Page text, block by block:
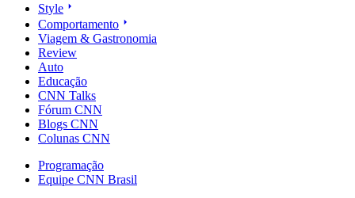
Style
Comportamento
Viagem & Gastronomia
Review
Auto
Educação
CNN Talks
Fórum CNN
Blogs CNN
Colunas CNN
Programação
Equipe CNN Brasil